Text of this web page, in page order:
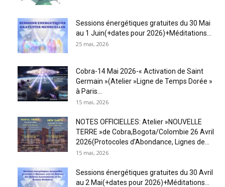
Sessions énergétiques gratuites du 30 Mai
au 1 Juin(+dates pour 2026)+Méditations...
25 mai, 2026
Cobra-14 Mai 2026-« Activation de Saint
Germain »(Atelier »Ligne de Temps Dorée »
à Paris...
15 mai, 2026
NOTES OFFICIELLES: Atelier »NOUVELLE
TERRE »de Cobra,Bogota/Colombie 26 Avril
2026(Protocoles d’Abondance, Lignes de...
15 mai, 2026
Sessions énergétiques gratuites du 30 Avril
au 2 Mai(+dates pour 2026)+Méditations...